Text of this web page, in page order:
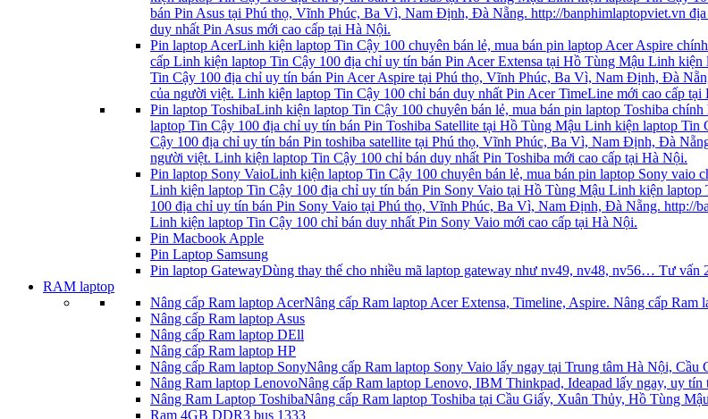
bán Pin Asus tại Phú thọ, Vĩnh Phúc, Ba Vì, Nam Định, Đà Nẵng. http://banphimlaptopviet.vn
duy nhất Pin Asus mới cao cấp tại Hà Nội.
Pin laptop AcerLinh kiện laptop Tin Cậy 100 chuyên bán lẻ, mua bán pin laptop Acer Aspire
cấp Linh kiện laptop Tin Cậy 100 địa chỉ uy tín bán Pin Acer Extensa tại Hồ Tùng Mậu Linh
Tin Cậy 100 địa chỉ uy tín bán Pin Acer Aspire tại Phú thọ, Vĩnh Phúc, Ba Vì, Nam Định, Đà
của người việt. Linh kiện laptop Tin Cậy 100 chỉ bán duy nhất Pin Acer TimeLine mới cao cấp tại
Pin laptop ToshibaLinh kiện laptop Tin Cậy 100 chuyên bán lẻ, mua bán pin laptop Toshiba
laptop Tin Cậy 100 địa chỉ uy tín bán Pin Toshiba Satellite tại Hồ Tùng Mậu Linh kiện laptop
Cậy 100 địa chỉ uy tín bán Pin toshiba satellite tại Phú thọ, Vĩnh Phúc, Ba Vì, Nam Định, Đà
người việt. Linh kiện laptop Tin Cậy 100 chỉ bán duy nhất Pin Toshiba mới cao cấp tại Hà Nội.
Pin laptop Sony VaioLinh kiện laptop Tin Cậy 100 chuyên bán lẻ, mua bán pin laptop Sony
Linh kiện laptop Tin Cậy 100 địa chỉ uy tín bán Pin Sony Vaio tại Hồ Tùng Mậu Linh kiện
100 địa chỉ uy tín bán Pin Sony Vaio tại Phú thọ, Vĩnh Phúc, Ba Vì, Nam Định, Đà Nẵng. http://
Linh kiện laptop Tin Cậy 100 chỉ bán duy nhất Pin Sony Vaio mới cao cấp tại Hà Nội.
Pin Macbook Apple
Pin Laptop Samsung
Pin laptop GatewayDùng thay thế cho nhiều mã laptop gateway như nv49, nv48, nv56… Tư vấn
RAM laptop
Nâng cấp Ram laptop AcerNâng cấp Ram laptop Acer Extensa, Timeline, Aspire. Nâng cấp
Nâng cấp Ram laptop Asus
Nâng cấp Ram laptop DEll
Nâng cấp Ram laptop HP
Nâng cấp Ram laptop SonyNâng cấp Ram laptop Sony Vaio lấy ngay tại Trung tâm Hà Nội, Cầu
Nâng Ram laptop LenovoNâng cấp Ram laptop Lenovo, IBM Thinkpad, Ideapad lấy ngay, uy
Nâng Ram Laptop ToshibaNâng cấp Ram laptop Toshiba tại Cầu Giấy, Xuân Thủy, Hồ Tùng
Ram 4GB DDR3 bus 1333